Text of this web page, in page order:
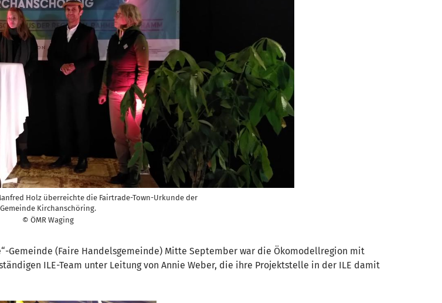
Holz überreichte die Fairtrade-Town-Urkunde der
Gemeinde Kirchanschöring.
© ÖMR Waging
Gemeinde (Faire Handelsgemeinde) Mitte September war die Ökomodellregion mit
ILE-Team unter Leitung von Annie Weber, die ihre Projektstelle in der ILE damit